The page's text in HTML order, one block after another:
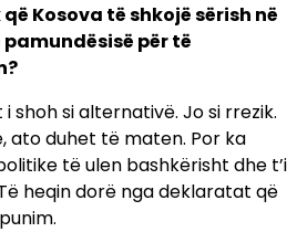
Kosova të shkojë sërish në
për të
i shoh si alternativë. Jo si rrezik.
ato duhet të maten. Por ka
të ulen bashkërisht dhe t’i
heqin dorë nga deklaratat që